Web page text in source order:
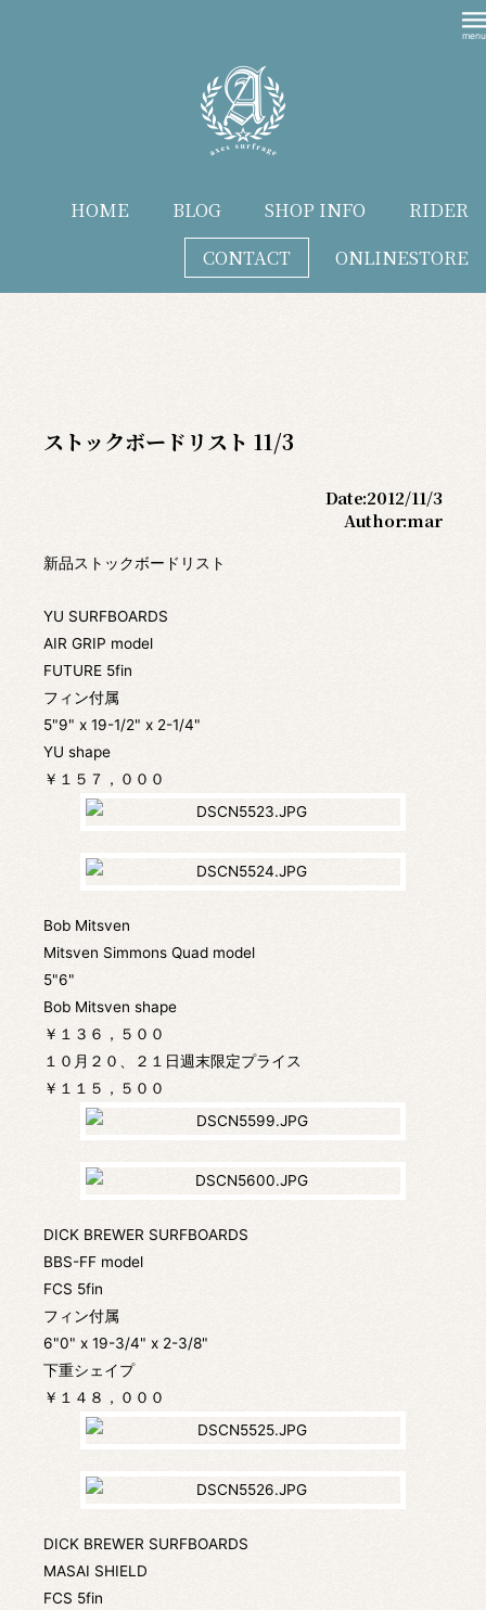
HOME BLOG SHOP INFO
RIDER
CONTACT
ONLINESTORE
ストックボードリスト 11/3
Date:2012/11/3
Author:mar
新品ストックボードリスト
YU SURFBOARDS
AIR GRIP model
FUTURE 5fin
フィン付属
5"9" x 19-1/2" x 2-1/4"
YU shape
￥１５７，０００
Bob Mitsven
Mitsven Simmons Quad model
5"6"
Bob Mitsven shape
￥１３６，５００
１０月２０、２１日週末限定プライス
￥１１５，５００
DICK BREWER SURFBOARDS
BBS-FF model
FCS 5fin
フィン付属
6"0" x 19-3/4" x 2-3/8"
下重シェイプ
￥１４８，０００
DICK BREWER SURFBOARDS
MASAI SHIELD
FCS 5fin